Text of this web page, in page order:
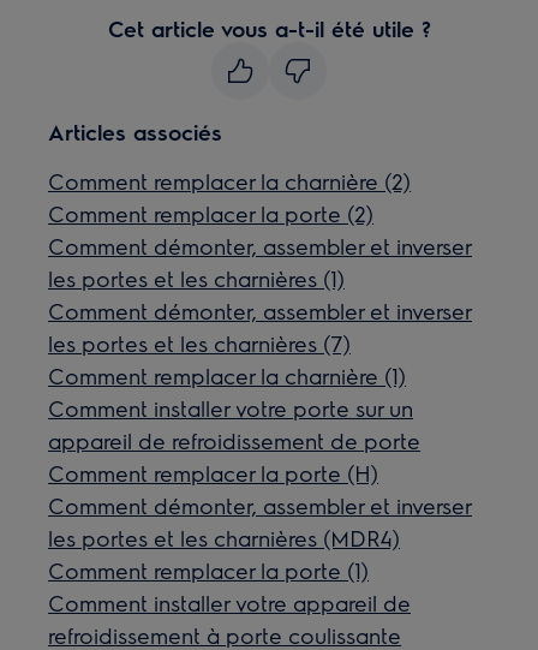
Cet article vous a-t-il été utile ?
Articles associés
Comment remplacer la charnière (2)
Comment remplacer la porte (2)
Comment démonter, assembler et inverser
les portes et les charnières (1)
Comment démonter, assembler et inverser
les portes et les charnières (7)
Comment remplacer la charnière (1)
Comment installer votre porte sur un
appareil de refroidissement de porte
Comment remplacer la porte (H)
Comment démonter, assembler et inverser
les portes et les charnières (MDR4)
Comment remplacer la porte (1)
Comment installer votre appareil de
refroidissement à porte coulissante